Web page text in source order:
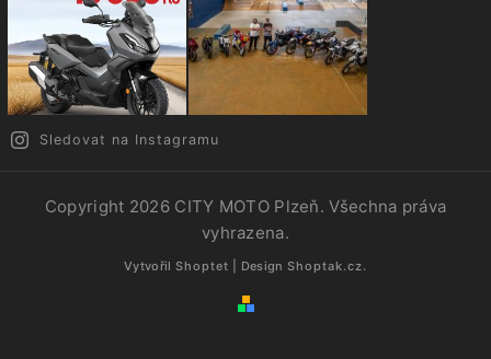
Sledovat na Instagramu
Copyright 2026 CITY MOTO Plzeň. Všechna práva
vyhrazena.
Vytvořil Shoptet | Design Shoptak.cz.